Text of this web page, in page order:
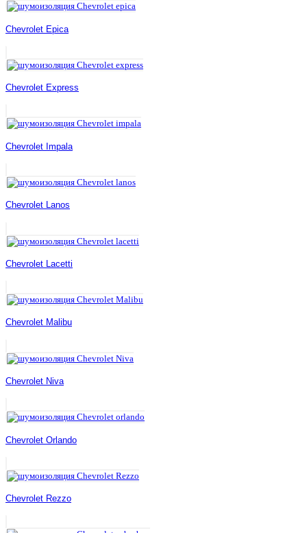
Chevrolet Epica
Chevrolet Express
Chevrolet Impala
Chevrolet Lanos
Chevrolet Lacetti
Chevrolet Malibu
Chevrolet Niva
Chevrolet Orlando
Chevrolet Rezzo